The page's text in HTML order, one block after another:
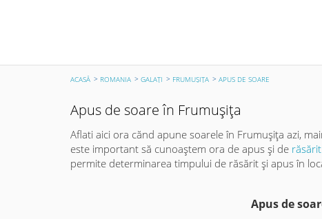
ACASĂ ROMANIA GALAŢI FRUMUŞIŢA APUS DE SOARE
Apus de soare în Frumuşiţa
Aflati aici ora cănd apune soarele în Frumuşiţa azi,
este important să cunoaștem ora de apus și de
permite determinarea timpului de răsărit și apus în
Apus de